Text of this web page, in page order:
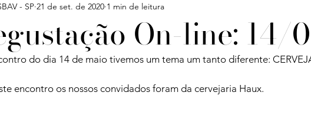
Viagens Dicas de Harmonização
Workshops Confira Degustações Notícias
On-line: 14/
- SP 21 de set. de 2020 1 min de leitura
do dia 14 de maio tivemos um tema um tanto diferente:
encontro os nossos convidados foram da cervejaria Haux.